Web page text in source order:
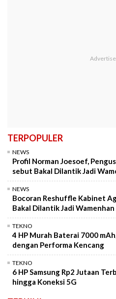
TERPOPULER
NEWS
Profil Norman Joesoef,
sebut Bakal Dilantik Jadi
NEWS
Bocoran Reshuffle Kabinet
Bakal Dilantik Jadi Wamenhan
TEKNO
4 HP Murah Baterai 7000
dengan Performa Kencang
TEKNO
6 HP Samsung Rp2 Jutaan
hingga Koneksi 5G